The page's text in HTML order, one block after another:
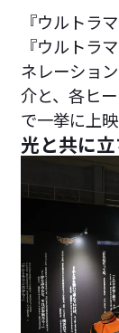
『ウルトラ
『ウルトラ
ネレーショ
介と、各ヒ
で一挙に上映
光と共に